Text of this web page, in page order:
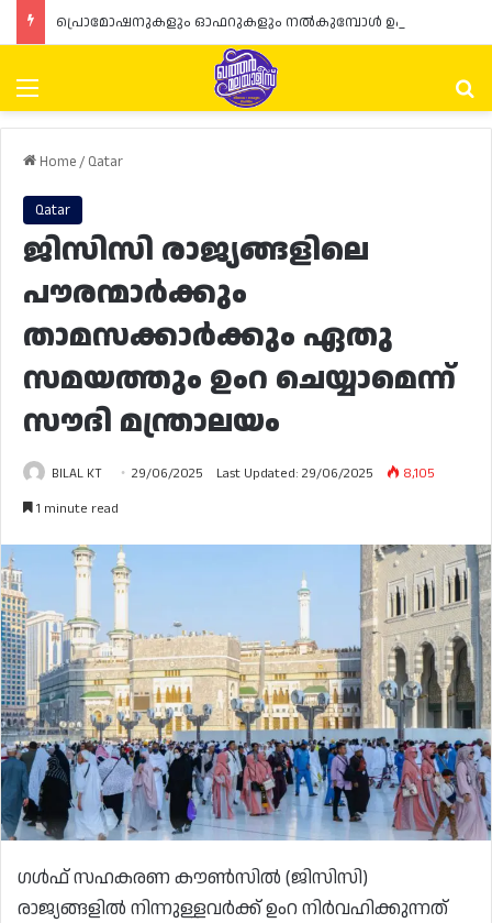
Menu
Home/ Qatar
Qatar
ജിസിസി രാജ്യങ്ങളിലെ
പൗരന്മാർക്കും
താമസക്കാർക്കും ഏതു
സമയത്തും ഉംറ ചെയ്യാമെന്ന്
സൗദി മന്ത്രാലയം
BILAL KT 29/06/2025 Last Updated: 29/06/2025
8,105
1 minute read
ഗൾഫ് സഹകരണ കൗൺസിൽ (ജിസിസി)
രാജ്യങ്ങളിൽ നിന്നുള്ളവർക്ക് ഉംറ നിർവഹിക്കുന്നത്